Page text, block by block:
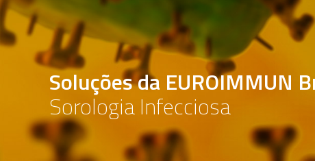
Soluções da EUROIMMUN
Sorologia Infecciosa